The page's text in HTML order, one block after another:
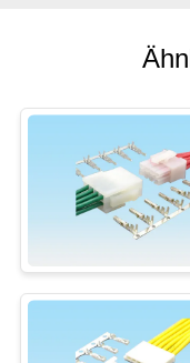
PRIVACY
POLICY